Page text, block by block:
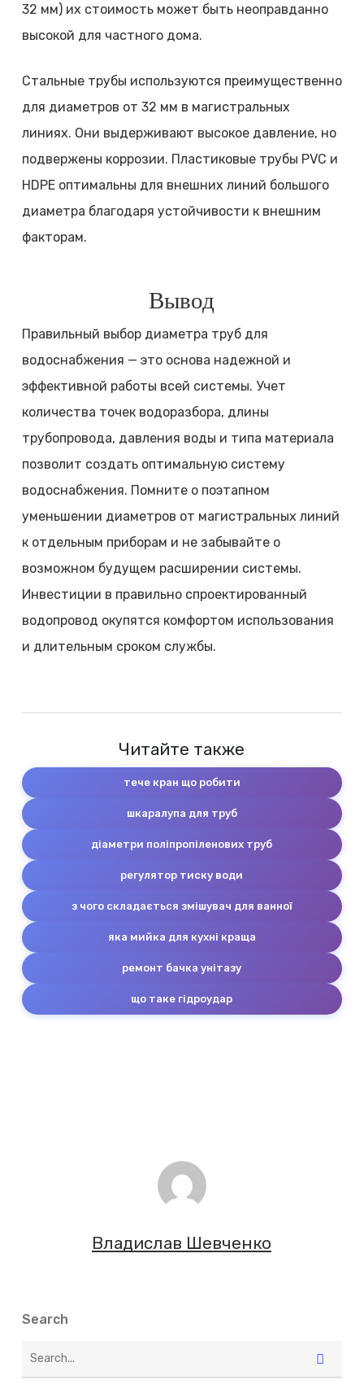
32 мм) их стоимость может быть неоправданно
высокой для частного дома.
Стальные трубы используются преимущественно
для диаметров от 32 мм в магистральных
линиях. Они выдерживают высокое давление, но
подвержены коррозии. Пластиковые трубы PVC и
HDPE оптимальны для внешних линий большого
диаметра благодаря устойчивости к внешним
факторам.
Вывод
Правильный выбор диаметра труб для
водоснабжения — это основа надежной и
эффективной работы всей системы. Учет
количества точек водоразбора, длины
трубопровода, давления воды и типа материала
позволит создать оптимальную систему
водоснабжения. Помните о поэтапном
уменьшении диаметров от магистральных линий
к отдельным приборам и не забывайте о
возможном будущем расширении системы.
Инвестиции в правильно спроектированный
водопровод окупятся комфортом использования
и длительным сроком службы.
Читайте также
тече кран що робити
шкаралупа для труб
діаметри поліпропіленових труб
регулятор тиску води
з чого складається змішувач для ванної
яка мийка для кухні краща
ремонт бачка унітазу
що таке гідроудар
Владислав Шевченко
Search